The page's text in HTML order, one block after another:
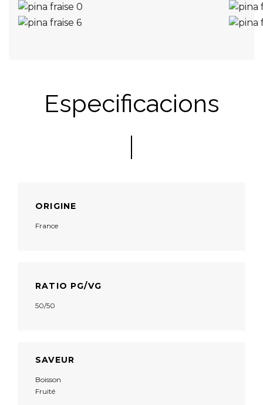
Especificacions
ORIGINE
France
RATIO PG/VG
50/50
SAVEUR
Boisson
Fruité